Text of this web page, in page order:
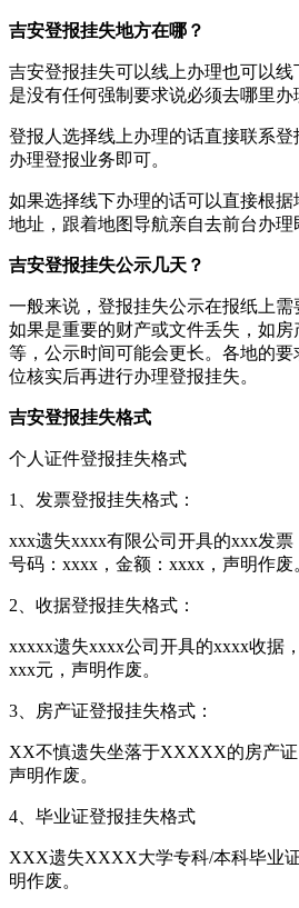
吉安登报挂失地方在哪？
吉安登报挂失可以线上办理也可以
是没有任何强制要求说必须去哪里办
登报人选择线上办理的话直接联系
办理登报业务即可。
如果选择线下办理的话可以直接根
地址，跟着地图导航亲自去前台办理
吉安登报挂失公示几天？
一般来说，登报挂失公示在报纸上需
如果是重要的财产或文件丢失，如
等，公示时间可能会更长。各地的
位核实后再进行办理登报挂失。
吉安登报挂失格式
个人证件登报挂失格式
1、发票登报挂失格式：
xxx遗失xxxx有限公司开具的xxx发
号码：xxxx，金额：xxxx，声明作废
2、收据登报挂失格式：
xxxxx遗失xxxx公司开具的xxxx收据
xxx元，声明作废。
3、房产证登报挂失格式：
XX不慎遗失坐落于XXXXX的房产
声明作废。
4、毕业证登报挂失格式
XXX遗失XXXX大学专科/本科毕业
明作废。